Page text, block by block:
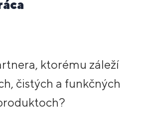
ktorému záleží
čistých a funkčných